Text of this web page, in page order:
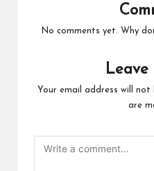
No comments yet. Why
Leave
Your email address will not
are